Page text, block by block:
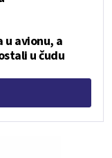
u avionu, a
u čudu